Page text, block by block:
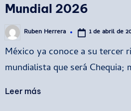
Mundial 2026
Publicado
por
Ruben Herrera 1 de abril de
México ya conoce a su tercer
mundialista que será Chequia;
Leer más